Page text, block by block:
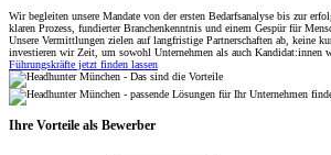
Wir begleiten unsere Mandate von der ersten Bedarfsanalyse bis zur
klaren Prozess, fundierter Branchenkenntnis und einem Gespür für
Unsere Vermittlungen zielen auf langfristige Partnerschaften ab, keine
investieren wir Zeit, um sowohl Unternehmen als auch Kandidat:innen
Führungskräfte jetzt finden lassen
Ihre Vorteile als Bewerber